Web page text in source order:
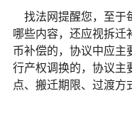
找法网提醒您，至于
哪些内容，还应视拆迁
币补偿的，协议中应主
行产权调换的，协议主
点、搬迁期限、过渡方